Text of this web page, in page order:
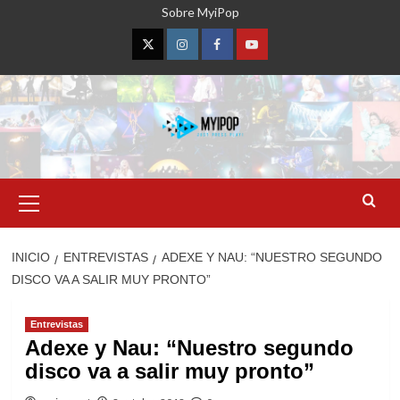
Sobre MyiPop
TwitterInstagramFacebookYouTube
primario
INICIO ENTREVISTAS
ADEXE Y NAU: “NUESTRO SEGUNDO
DISCO VA A SALIR MUY PRONTO”
Entrevistas
Adexe y Nau: “Nuestro segundo
disco va a salir muy pronto”